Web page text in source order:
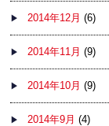
2014年12月 (6)
2014年11月 (9)
2014年10月 (9)
2014年9月 (4)